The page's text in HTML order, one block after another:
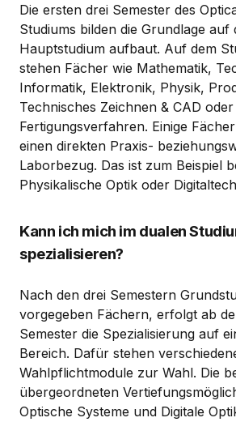
Die ersten drei Semester des
Studiums bilden die Grundlage auf
Hauptstudium aufbaut. Auf dem
stehen Fächer wie Mathematik,
Informatik, Elektronik, Physik,
Technisches Zeichnen & CAD
Fertigungsverfahren. Einige
einen direkten Praxis-
Laborbezug. Das ist zum Beispiel
Physikalische Optik oder
Kann ich mich im dualen
spezialisieren?
Nach den drei Semestern
vorgegeben Fächern, erfolgt ab
Semester die Spezialisierung auf
Bereich. Dafür stehen
Wahlpflichtmodule zur Wahl. Die
übergeordneten
Optische Systeme und Digitale